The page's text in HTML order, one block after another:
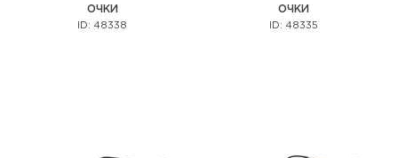
ОЧКИ
ID: 48338
ОЧКИ
ID: 48335